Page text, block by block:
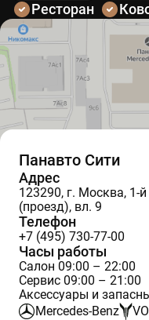
Ресторан
Панавто Сити
Адрес
123290, г. Москва, 1-
(проезд), вл. 9
Телефон
+7 (495) 730-77-00
Часы работы
Салон 09:00 – 22:00
Сервис 09:00 – 21:00
Аксессуары и
Mercedes-Benz